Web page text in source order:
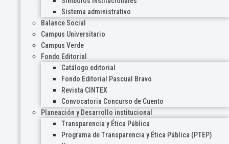
Sistema administrativo
Balance Social
Campus Universitario
Campus Verde
Fondo Editorial
Catálogo editorial
Fondo Editorial Pascual Bravo
Revista CINTEX
Convocatoria Concurso de Cuento
Planeación y Desarrollo institucional
Transparencia y Ética Pública
Programa de Transparencia y Ética Pública (PTEP)